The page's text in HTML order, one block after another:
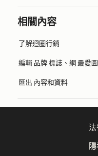
相關內容
了解迴圈行銷
編輯 品牌 標誌、網 最愛
匯出 內容和資料